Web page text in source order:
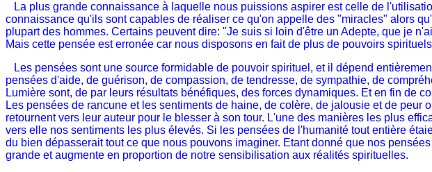
La plus grande connaissance à laquelle nous puissions aspirer est celle de
connaissance qu'ils sont capables de réaliser ce qu'on appelle des "miracles" alors
plupart des hommes. Certains peuvent dire: "Je suis si loin d'être un Adepte, que je
Mais cette pensée est erronée car nous disposons en fait de plus de pouvoirs
Les pensées sont une source formidable de pouvoir spirituel, et il dépend
pensées d'aide, de guérison, de compassion, de tendresse, de sympathie, de
Lumière sont, de par leurs résultats bénéfiques, des forces dynamiques. Et en fin de
Les pensées de rancune et les sentiments de haine, de colère, de jalousie et de
retournent vers leur auteur pour le blesser à son tour. L'une des manières les plus
vers elle nos sentiments les plus élevés. Si les pensées de l'humanité tout entière
du bien dépasserait tout ce que nous pouvons imaginer. Etant donné que nos
grande et augmente en proportion de notre sensibilisation aux réalités spirituelles.